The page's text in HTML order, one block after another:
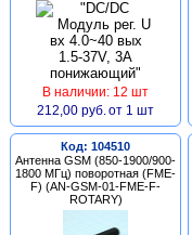
В наличии: 12 шт
212,00 руб. от 1 шт
Код: 104510
Антенна GSM (850-1900/900-
1800 МГц) поворотная (FME-
F) (AN-GSM-01-FME-F-
ROTARY)